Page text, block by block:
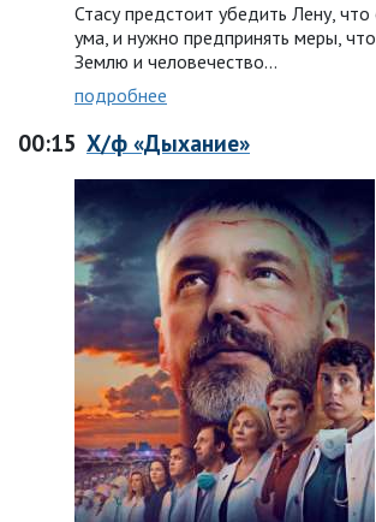
Стасу предстоит убедить Лену,
ума, и нужно предпринять меры,
Землю и человечество…
подробнее
00:15 Х/ф «Дыхание»